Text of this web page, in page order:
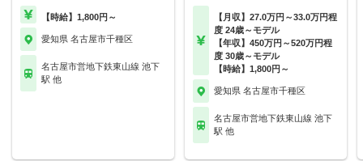
【時給】1,800円～
愛知県 名古屋市千種区
名古屋市営地下鉄東山線 池下
駅 他
【月収】27.0万円～33.0万円程
度 24歳～モデル
【年収】450万円～520万円程
度 30歳～モデル
【時給】1,800円～
愛知県 名古屋市千種区
名古屋市営地下鉄東山線 池下
駅 他